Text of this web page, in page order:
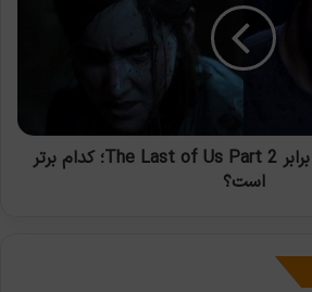
The Last of Us در برابر The Last of Us Part 2؛ کدام برتر
است؟